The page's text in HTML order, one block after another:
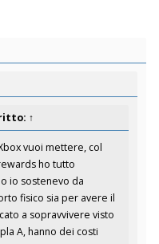
↑
vuoi mettere, col
ho tutto
io sostenevo da
fisico sia per avere il
a sopravvivere visto
A, hanno dei costi